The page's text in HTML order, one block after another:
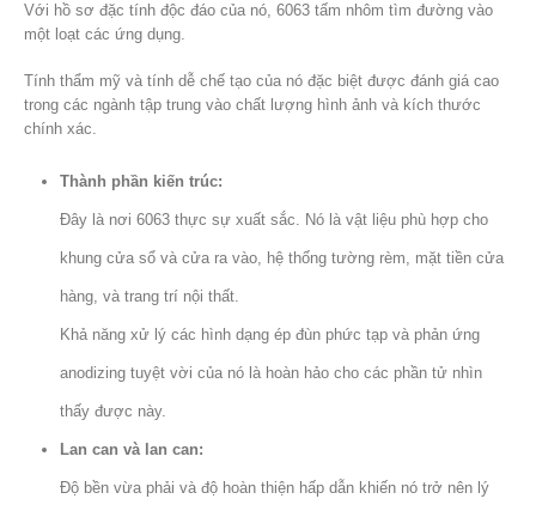
Với hồ sơ đặc tính độc đáo của nó, 6063 tấm nhôm tìm đường vào
một loạt các ứng dụng.
Tính thẩm mỹ và tính dễ chế tạo của nó đặc biệt được đánh giá cao
trong các ngành tập trung vào chất lượng hình ảnh và kích thước
chính xác.
Thành phần kiến ​​trúc:
Đây là nơi 6063 thực sự xuất sắc. Nó là vật liệu phù hợp cho
khung cửa sổ và cửa ra vào, hệ thống tường rèm, mặt tiền cửa
hàng, và trang trí nội thất.
Khả năng xử lý các hình dạng ép đùn phức tạp và phản ứng
anodizing tuyệt vời của nó là hoàn hảo cho các phần tử nhìn
thấy được này.
Lan can và lan can:
Độ bền vừa phải và độ hoàn thiện hấp dẫn khiến nó trở nên lý